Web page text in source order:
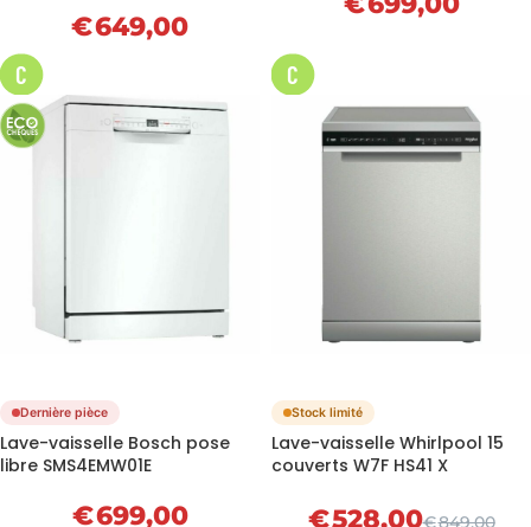
€649,00
C
Dernière pièce
Lave-vaisselle Bosch pose
libre SMS4EMW01E
€699,00
C
Stock limité
Lave-vaisselle Whirlpool 15
couverts W7F HS41 X
€849,00
€528,00